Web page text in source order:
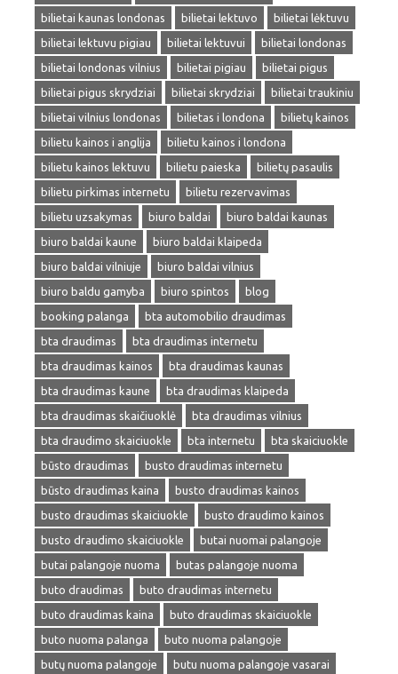
bilietai kaunas londonas
bilietai lektuvo
bilietai lėktuvu
bilietai lektuvu pigiau
bilietai lektuvui
bilietai londonas
bilietai londonas vilnius
bilietai pigiau
bilietai pigus
bilietai pigus skrydziai
bilietai skrydziai
bilietai traukiniu
bilietai vilnius londonas
bilietas i londona
bilietų kainos
bilietu kainos i anglija
bilietu kainos i londona
bilietu kainos lektuvu
bilietu paieska
bilietų pasaulis
bilietu pirkimas internetu
bilietu rezervavimas
bilietu uzsakymas
biuro baldai
biuro baldai kaunas
biuro baldai kaune
biuro baldai klaipeda
biuro baldai vilniuje
biuro baldai vilnius
biuro baldu gamyba
biuro spintos
blog
booking palanga
bta automobilio draudimas
bta draudimas
bta draudimas internetu
bta draudimas kainos
bta draudimas kaunas
bta draudimas kaune
bta draudimas klaipeda
bta draudimas skaičiuoklė
bta draudimas vilnius
bta draudimo skaiciuokle
bta internetu
bta skaiciuokle
būsto draudimas
busto draudimas internetu
būsto draudimas kaina
busto draudimas kainos
busto draudimas skaiciuokle
busto draudimo kainos
busto draudimo skaiciuokle
butai nuomai palangoje
butai palangoje nuoma
butas palangoje nuoma
buto draudimas
buto draudimas internetu
buto draudimas kaina
buto draudimas skaiciuokle
buto nuoma palanga
buto nuoma palangoje
butų nuoma palangoje
butu nuoma palangoje vasarai